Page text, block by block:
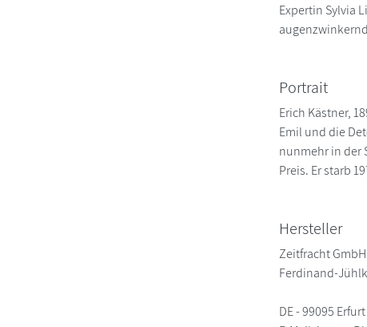
Expertin Sylvia
Portrait
Erich Kästner,
Emil und die
nunmehr in der
Preis. Er starb
Hersteller
Zeitfracht GmbH
Ferdinand-
DE - 99095 Erfurt